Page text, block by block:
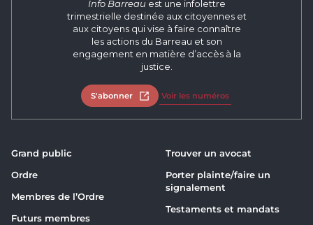
Info Barreau est une infolettre
trimestrielle destinée aux citoyennes et
aux citoyens qui vise à faire connaître
les actions du Barreau et son
engagement en matière d’accès à la
justice.
S'abonner Ouvrir dans un nouvel onglet
Voir les numéros
Grand public
Ordre
Membres de l’Ordre
Futurs membres
Trouver un avocat
Porter plainte/faire un
signalement
Testaments et mandats